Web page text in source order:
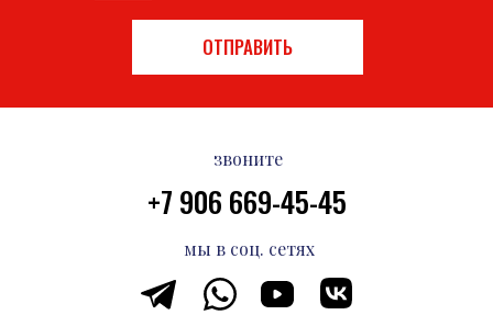
ОТПРАВИТЬ
звоните
+7 906 669-45-45
мы в соц. сетях